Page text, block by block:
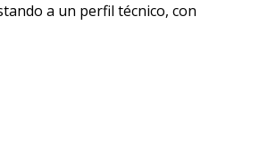
a un perfil técnico, con